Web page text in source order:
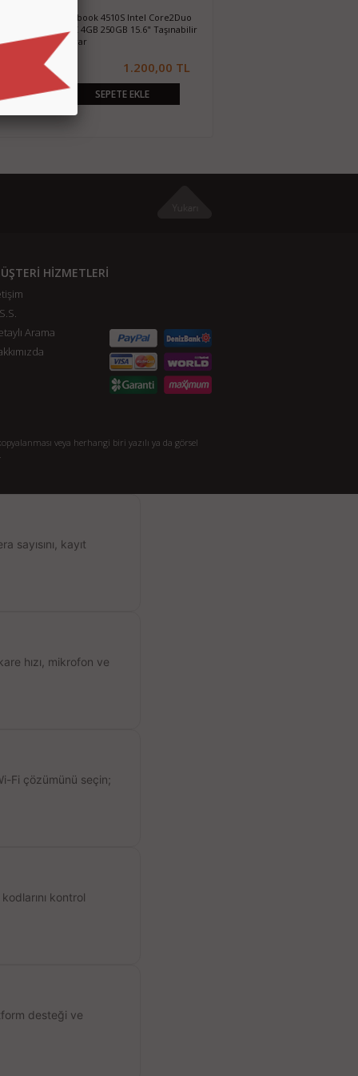
HP Probook 4530S Intel i5(2.nesil)
2.3GHZ 4GB 500GB 15.6" Taşınabilir
Bilgisayar
1.500,00 TL
SEPETE EKLE
HİZMETLERİ
Arama
veya herhangi biri yazılı ya da görsel
kayıt
hızı, mikrofon ve
Fi çözümünü seçin;
kontrol
desteği ve